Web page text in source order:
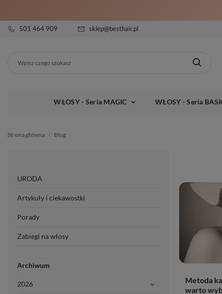
501 464 909 sklep@besthair.pl
WŁOSY - Seria MAGIC WŁOSY - Seria
Strona główna Blog
URODA
Artykuły i ciekawostki
Porady
Zabiegi na włosy
Archiwum
2026
Metoda
warto